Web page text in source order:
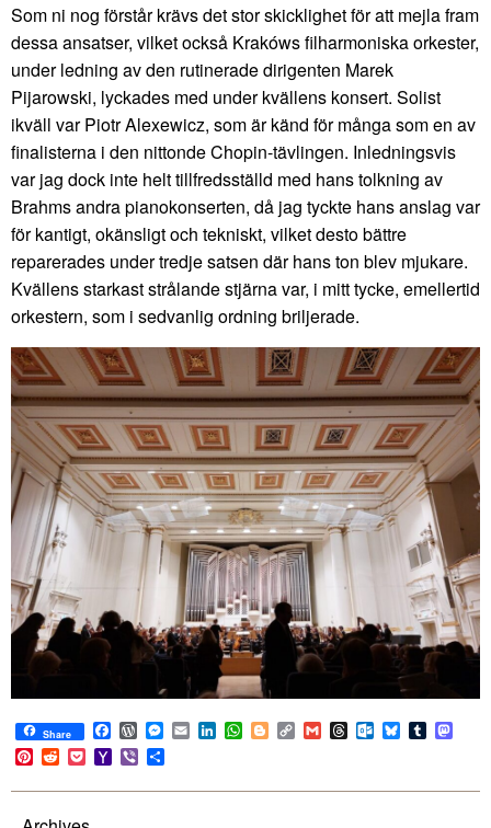
Som ni nog förstår krävs det stor skicklighet för att mejla fram
dessa ansatser, vilket också Krakóws filharmoniska orkester,
under ledning av den rutinerade dirigenten Marek
Pijarowski, lyckades med under kvällens konsert. Solist
ikväll var Piotr Alexewicz, som är känd för många som en av
finalisterna i den nittonde Chopin-tävlingen. Inledningsvis
var jag dock inte helt tillfredsställd med hans tolkning av
Brahms andra pianokonserten, då jag tyckte hans anslag var
för kantigt, okänsligt och tekniskt, vilket desto bättre
reparerades under tredje satsen där hans ton blev mjukare.
Kvällens starkast strålande stjärna var, i mitt tycke, emellertid
orkestern, som i sedvanlig ordning briljerade.
Share Facebook
WordPress
Messenger
EmailLinkedIn
WhatsApp
BloggerCopy
Link
GmailThreadsOutlook.com
BlueskyTumblr
Pinterest
RedditPocketYahoo
Mail
Viber